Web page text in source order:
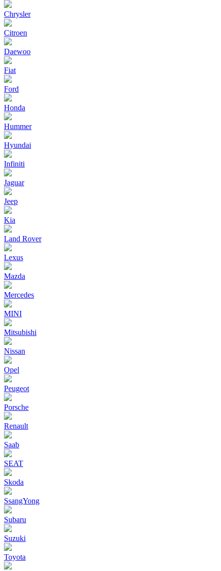
Chrysler
Citroen
Daewoo
Fiat
Ford
Honda
Hummer
Hyundai
Infiniti
Jaguar
Jeep
Kia
Land Rover
Lexus
Mazda
Mercedes
MINI
Mitsubishi
Nissan
Opel
Peugeot
Porsche
Renault
Saab
SEAT
Skoda
SsangYong
Subaru
Suzuki
Toyota